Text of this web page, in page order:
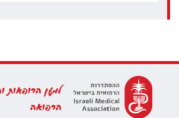
למען הרופאות
הרפואה